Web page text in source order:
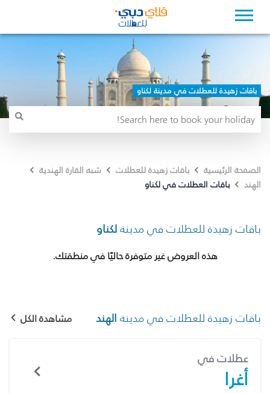
باقات زهيدة للعطلات في مدينة لكناو
الصفحة الرئيسية باقات زهيدة للعطلات
شبه القارة الهندية
الهند
باقات العطلات في لكناو
باقات زهيدة للعطلات في مدينةلكناو
هذه العروض غير متوفرة حاليًا في منطقتك.
باقات زهيدة للعطلات في مدينة الهند مشاهدة الكل
عطلات في
أغرا